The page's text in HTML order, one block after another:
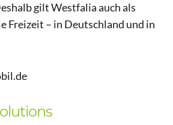
gilt Westfalia auch als
Freizeit – in Deutschland und in